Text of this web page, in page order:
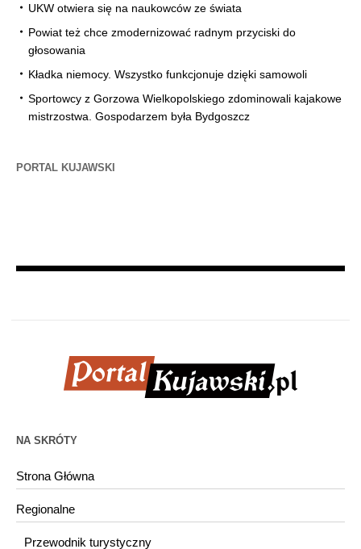
UKW otwiera się na naukowców ze świata
Powiat też chce zmodernizować radnym przyciski do
głosowania
Kładka niemocy. Wszystko funkcjonuje dzięki samowoli
Sportowcy z Gorzowa Wielkopolskiego zdominowali kajakowe
mistrzostwa. Gospodarzem była Bydgoszcz
PORTAL KUJAWSKI
NA SKRÓTY
Strona Główna
Regionalne
Przewodnik turystyczny